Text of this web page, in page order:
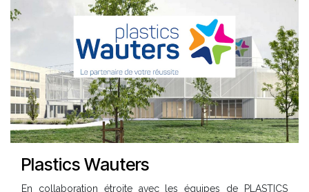
Plastics Wauters
En collaboration étroite avec les équipes de PLASTICS